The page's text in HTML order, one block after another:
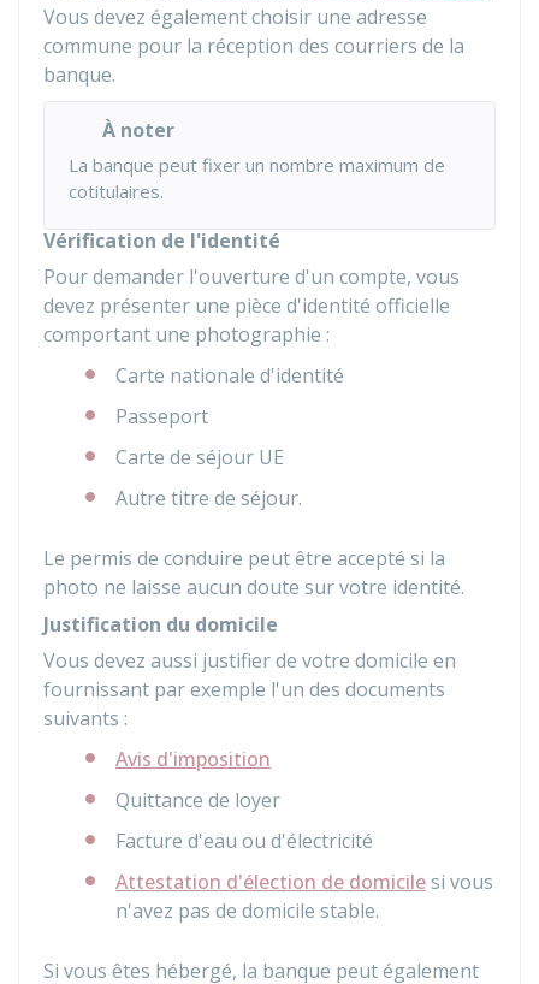
Vous devez également choisir une adresse
commune pour la réception des courriers de la
banque.
À noter
La banque peut fixer un nombre maximum de
cotitulaires.
Vérification de l'identité
Pour demander l'ouverture d'un compte, vous
devez présenter une pièce d'identité officielle
comportant une photographie :
Carte nationale d'identité
Passeport
Carte de séjour UE
Autre titre de séjour.
Le permis de conduire peut être accepté si la
photo ne laisse aucun doute sur votre identité.
Justification du domicile
Vous devez aussi justifier de votre domicile en
fournissant par exemple l'un des documents
suivants :
Avis d'imposition
Quittance de loyer
Facture d'eau ou d'électricité
Attestation d'élection de domicilesi vous
n'avez pas de domicile stable.
Si vous êtes hébergé, la banque peut également